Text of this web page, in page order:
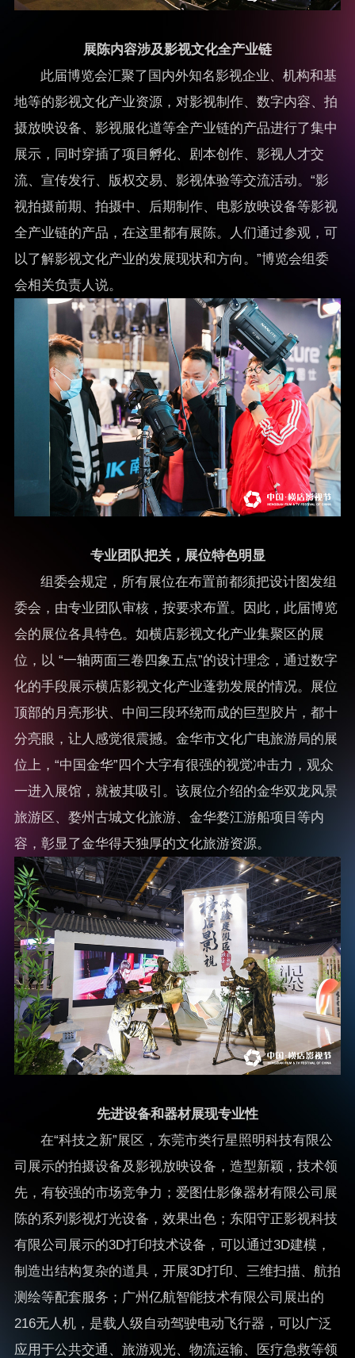
展陈内容涉及影视文化全产业链
此届博览会汇聚了国内外知名影视企业、机构和基
地等的影视文化产业资源，对影视制作、数字内容、拍
摄放映设备、影视服化道等全产业链的产品进行了集中
展示，同时穿插了项目孵化、剧本创作、影视人才交
流、宣传发行、版权交易、影视体验等交流活动。“影
视拍摄前期、拍摄中、后期制作、电影放映设备等影视
全产业链的产品，在这里都有展陈。人们通过参观，可
以了解影视文化产业的发展现状和方向。”博览会组委
会相关负责人说。
专业团队把关，展位特色明显
组委会规定，所有展位在布置前都须把设计图发组
委会，由专业团队审核，按要求布置。因此，此届博览
会的展位各具特色。如横店影视文化产业集聚区的展
位，以 “一轴两面三卷四象五点”的设计理念，通过数字
化的手段展示横店影视文化产业蓬勃发展的情况。展位
顶部的月亮形状、中间三段环绕而成的巨型胶片，都十
分亮眼，让人感觉很震撼。金华市文化广电旅游局的展
位上，“中国金华”四个大字有很强的视觉冲击力，观众
一进入展馆，就被其吸引。该展位介绍的金华双龙风景
旅游区、婺州古城文化旅游、金华婺江游船项目等内
容，彰显了金华得天独厚的文化旅游资源。
先进设备和器材展现专业性
在“科技之新”展区，东莞市类行星照明科技有限公
司展示的拍摄设备及影视放映设备，造型新颖，技术领
先，有较强的市场竞争力；爱图仕影像器材有限公司展
陈的系列影视灯光设备，效果出色；东阳守正影视科技
有限公司展示的3D打印技术设备，可以通过3D建模，
制造出结构复杂的道具，开展3D打印、三维扫描、航拍
测绘等配套服务；广州亿航智能技术有限公司展出的
216无人机，是载人级自动驾驶电动飞行器，可以广泛
应用于公共交通、旅游观光、物流运输、医疗急救等领